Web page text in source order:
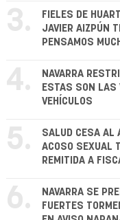
3.
FIELES DE
JAVIER AIZPÚN
PENSAMOS
4.
NAVARRA
ESTAS SON LAS
VEHÍCULOS
5.
SALUD CESA AL
ACOSO SEXUAL
REMITIDA A
6.
NAVARRA SE
FUERTES